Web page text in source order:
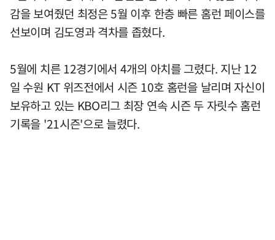
감을 보여줬던 최정은 5월 이후 한층 빠른 홈런 페이스를
선보이며 김도영과 격차를 좁혔다.
5월에 치른 12경기에서 4개의 아치를 그렸다. 지난 12
일 수원 KT 위즈전에서 시즌 10호 홈런을 날리며 자신이
보유하고 있는 KBO리그 최장 연속 시즌 두 자릿수 홈런
기록을 '21시즌'으로 늘렸다.